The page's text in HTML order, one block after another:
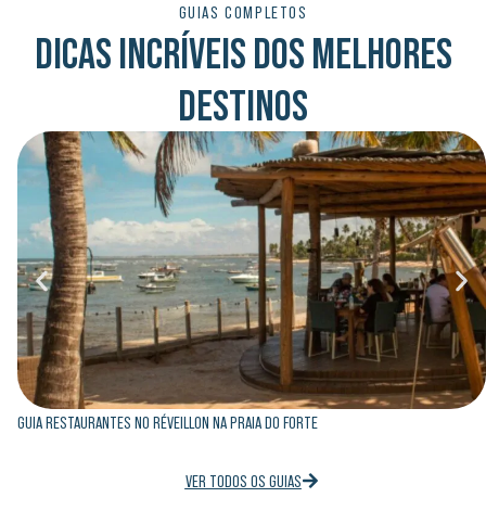
GUIA RESTAURANTES NO RÉVEILLON NA PRAIA DO FORTE
VER TODOS OS GUIAS
GUIAS COMPLETOS
DICAS INCRÍVEIS DOS MELHORES
DESTINOS